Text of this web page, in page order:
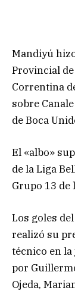
Mandiyú
Provincial
Correntina
sobre
de Boca
El «albo»
de la Liga
Grupo 13 de
Los goles
realizó su
técnico en
por
Ojeda,